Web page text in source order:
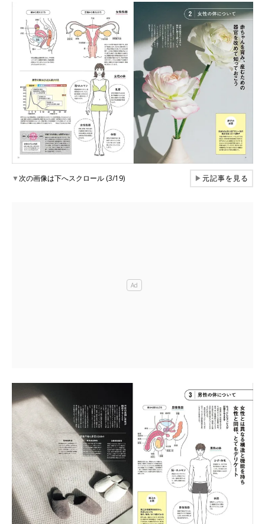
▼次の画像は下へスクロール (3/19) ▶元記事を見る